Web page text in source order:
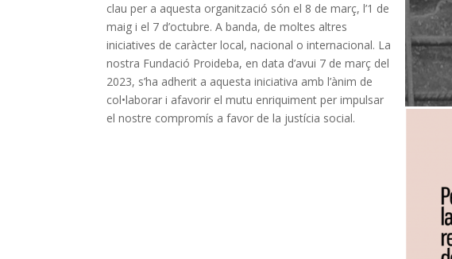
clau per a aquesta organització són el 8 de març, l’1 de
maig i el 7 d’octubre. A banda, de moltes altres
iniciatives de caràcter local, nacional o internacional. La
nostra Fundació Proideba, en data d’avui 7 de març del
2023, s’ha adherit a aquesta iniciativa amb l’ànim de
col•laborar i afavorir el mutu enriquiment per impulsar
el nostre compromís a favor de la justícia social.